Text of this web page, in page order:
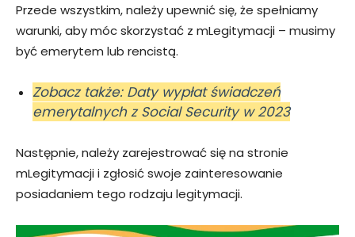
Przede wszystkim, należy upewnić się, że spełniamy
warunki, aby móc skorzystać z mLegitymacji – musimy
być emerytem lub rencistą.
Zobacz także: Daty wypłat świadczeń
emerytalnych z Social Security w 2023
Następnie, należy zarejestrować się na stronie
mLegitymacji i zgłosić swoje zainteresowanie
posiadaniem tego rodzaju legitymacji.